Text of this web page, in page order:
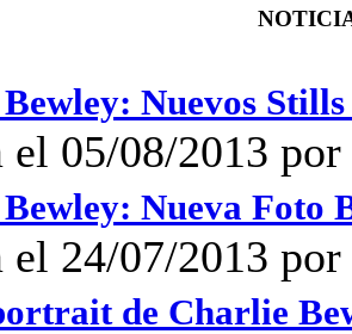
Nuevos
el 05/08/2013
Nueva Foto
el 24/07/2013
de Charlie